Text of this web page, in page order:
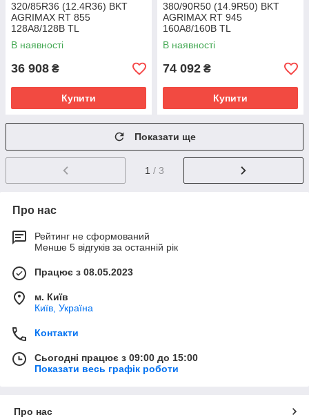
320/85R36 (12.4R36) BKT
AGRIMAX RT 855
128A8/128B TL
В наявності
36 908 ₴
Купити
380/90R50 (14.9R50) BKT
AGRIMAX RT 945
160A8/160B TL
В наявності
74 092 ₴
Купити
Показати ще
1 / 3
Про нас
Рейтинг не сформований
Менше 5 відгуків за останній рік
Працює з 08.05.2023
м. Київ
Київ, Україна
Контакти
Сьогодні працює з 09:00 до 15:00
Показати весь графік роботи
Про нас